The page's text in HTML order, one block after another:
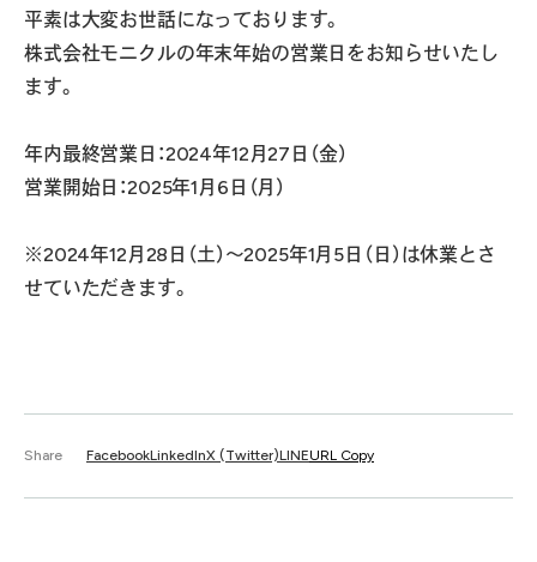
平素は大変お世話になっております。
株式会社モニクルの年末年始の営業日をお知らせいたし
ます。
年内最終営業日：2024年12月27日（金）
営業開始日：2025年1月6日（月）
※2024年12月28日（土）～2025年1月5日（日）は休業とさ
せていただきます。
Share FacebookLinkedInX (Twitter)LINEURL Copy